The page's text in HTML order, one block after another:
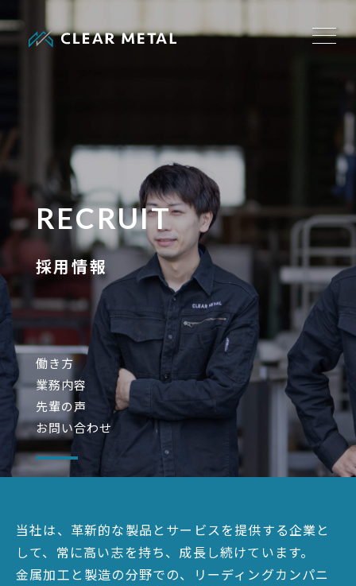
RECRUIT
採用情報
働き方
業務内容
先輩の声
お問い合わせ
当社は、革新的な製品とサービスを提供する企業と
して、常に高い志を持ち、成長し続けています。
金属加工と製造の分野での、リーディングカンパニ